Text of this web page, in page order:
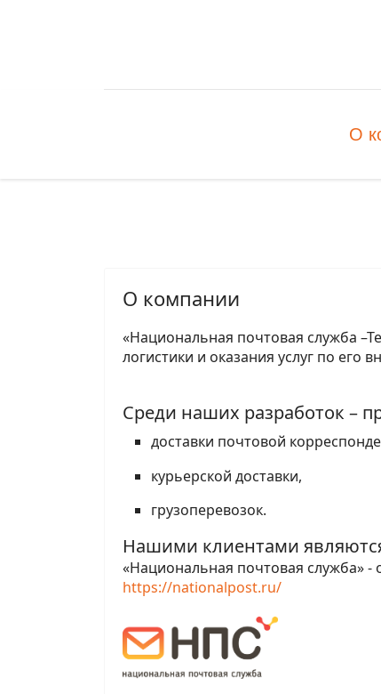
О
О компании
«Национальная почтовая служба
логистики и оказания услуг по его
Среди наших разработок –
доставки почтовой
курьерской доставки,
грузоперевозок.
Нашими клиентами
«Национальная почтовая служба» -
https://nationalpost.ru/